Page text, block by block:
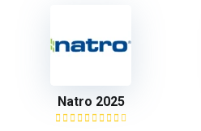
Natro 2025